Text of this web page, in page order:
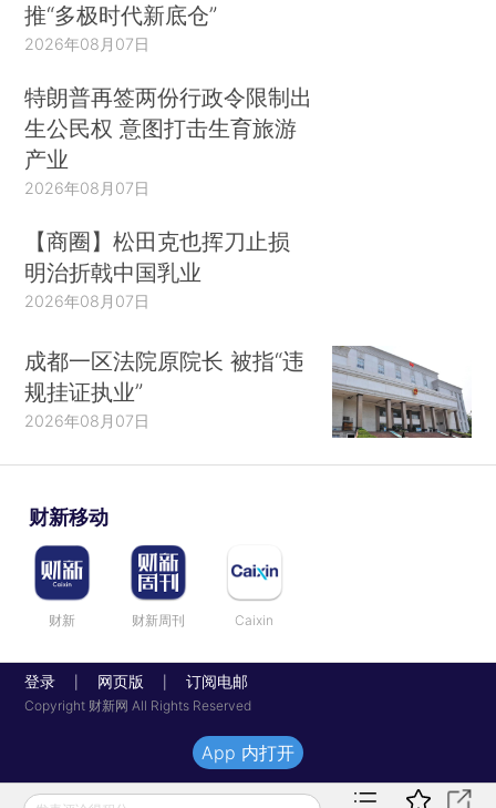
推“多极时代新底仓”
2026年08月07日
特朗普再签两份行政令限制出
生公民权 意图打击生育旅游
产业
2026年08月07日
【商圈】松田克也挥刀止损
明治折戟中国乳业
2026年08月07日
成都一区法院原院长 被指“违
规挂证执业”
2026年08月07日
财新移动
财新 财新周刊 Caixin
登录 网页版 订阅电邮
Copyright 财新网 All Rights Reserved
App 内打开